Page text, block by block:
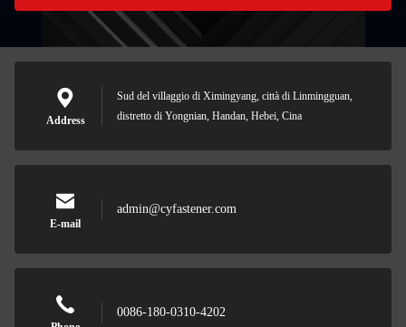
Address
Sud del villaggio di Ximingyang, città di Linmingguan,
distretto di Yongnian, Handan, Hebei, Cina
E-mail
admin@cyfastener.com
0086-180-0310-4202